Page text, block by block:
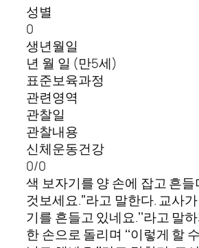
성별
0
생년월일
년 월 일 (만5세)
표준보육과정
관련영역
관찰일
관찰내용
신체운동건강
0/0
색 보자기를 양 손에 잡고 흔들
것보세요.ʼʼ라고 말한다. 교사
기를 흔들고 있네요.ʼʼ라고 말
한 손으로 돌리며 ʻʻ이렇게 할